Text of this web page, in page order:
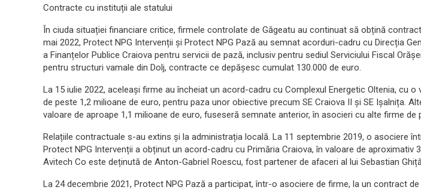
Contracte cu instituții ale statului
În ciuda situației financiare critice, firmele controlate de Găgeatu au continuat să obțină
mai 2022, Protect NPG Intervenții și Protect NPG Pază au semnat acorduri-cadru cu Direcția
a Finanțelor Publice Craiova pentru servicii de pază, inclusiv pentru sediul Serviciului Fiscal
pentru structuri vamale din Dolj, contracte ce depășesc cumulat 130.000 de euro.
La 15 iulie 2022, aceleași firme au încheiat un acord-cadru cu Complexul Energetic Oltenia, cu o
de peste 1,2 milioane de euro, pentru paza unor obiective precum SE Craiova II și SE Ișalnița.
valoare de aproape 1,1 milioane de euro, fuseseră semnate anterior, în asocieri cu alte firme de
Relațiile contractuale s-au extins și la administrația locală. La 11 septembrie 2019, o asociere
Protect NPG Intervenții a obținut un acord-cadru cu Primăria Craiova, în valoare de aproximativ
Avitech Co este deținută de Anton-Gabriel Roescu, fost partener de afaceri al lui Sebastian
La 24 decembrie 2021, Protect NPG Pază a participat, într-o asociere de firme, la un contract